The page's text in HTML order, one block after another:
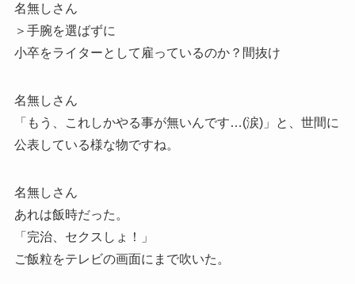
名無しさん
＞手腕を選ばずに
小卒をライターとして雇っているのか？間抜け
名無しさん
「もう、これしかやる事が無いんです…(涙)」と、世間に
公表している様な物ですね。
名無しさん
あれは飯時だった。
「完治、セクスしょ！」
ご飯粒をテレビの画面にまで吹いた。